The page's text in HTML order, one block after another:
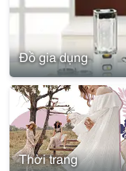
Đồ gia dụng
Thời trang